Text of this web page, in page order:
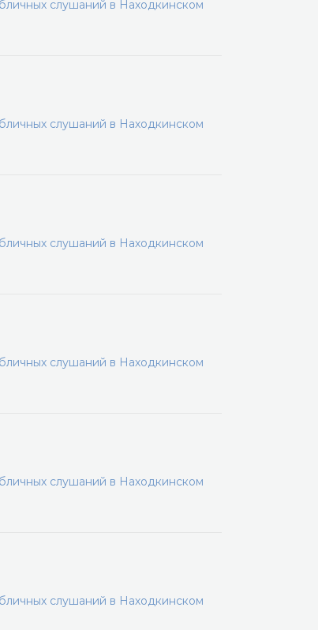
слушаний в Находкинском
слушаний в Находкинском
слушаний в Находкинском
слушаний в Находкинском
слушаний в Находкинском
слушаний в Находкинском